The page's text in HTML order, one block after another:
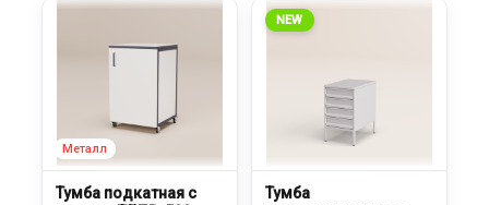
Тумба подкатная с
NEW
Тумба